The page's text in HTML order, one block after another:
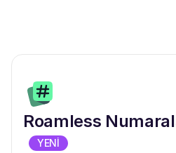
Roamless
YENİ